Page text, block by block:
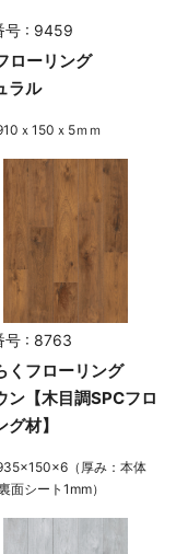
号 : 9459
ローリング
ラル
ｘ150ｘ5ｍｍ
号 : 8763
くフローリング
ン【木目調SPCフロ
材】
（厚み：本体
面シート1mm）